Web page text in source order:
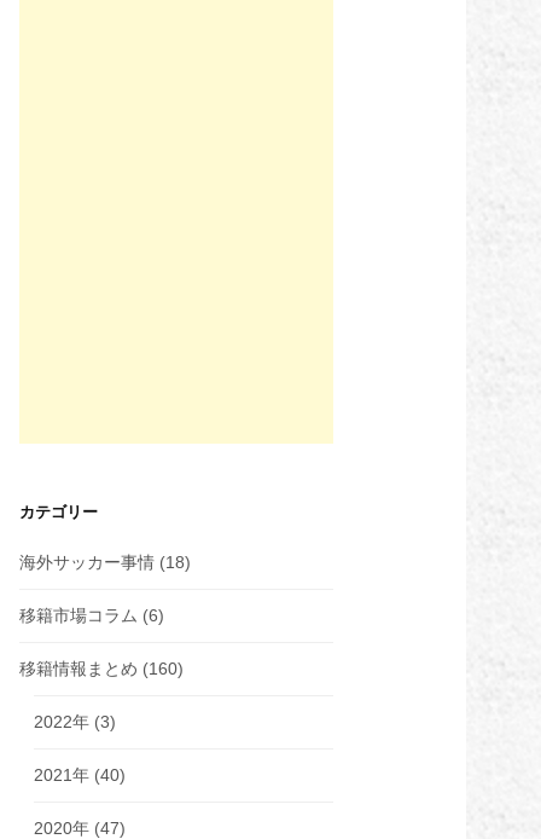
カテゴリー
海外サッカー事情 (18)
移籍市場コラム (6)
移籍情報まとめ (160)
2022年 (3)
2021年 (40)
2020年 (47)